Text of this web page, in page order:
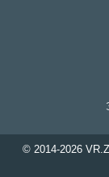
© 2014-2026